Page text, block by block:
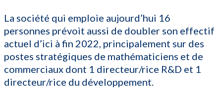
La société qui emploie aujourd’hui 16
personnes prévoit aussi de doubler son effectif
actuel d’ici à fin 2022, principalement sur des
postes stratégiques de mathématiciens et de
commerciaux dont 1 directeur/rice R&D et 1
directeur/rice du développement.